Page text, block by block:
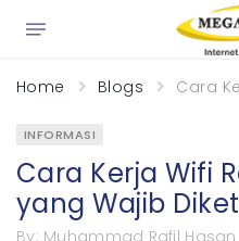
Home Blogs Cara
INFORMASI
Cara Kerja Wifi
yang Wajib
By: Muhammad Rafil Hasan